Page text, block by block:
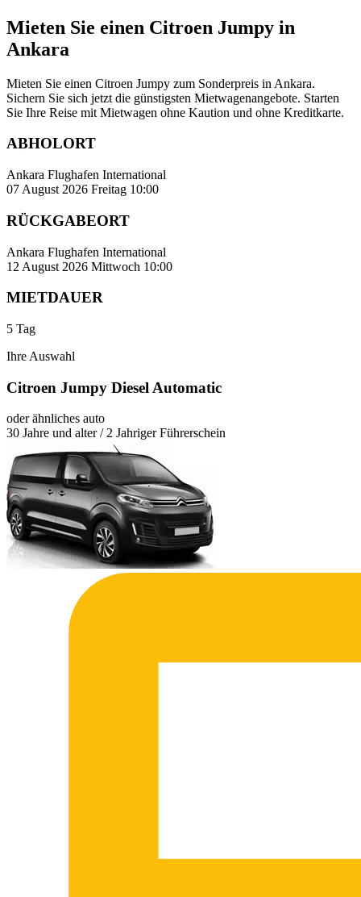
Mieten Sie einen Citroen Jumpy in
Ankara
Mieten Sie einen Citroen Jumpy zum Sonderpreis in Ankara.
Sichern Sie sich jetzt die günstigsten Mietwagenangebote. Starten
Sie Ihre Reise mit Mietwagen ohne Kaution und ohne Kreditkarte.
ABHOLORT
Ankara Flughafen International
07 August 2026 Freitag 10:00
RÜCKGABEORT
Ankara Flughafen International
12 August 2026 Mittwoch 10:00
MIETDAUER
5 Tag
Ihre Auswahl
Citroen Jumpy Diesel Automatic
oder ähnliches auto
30 Jahre und alter / 2 Jahriger Führerschein